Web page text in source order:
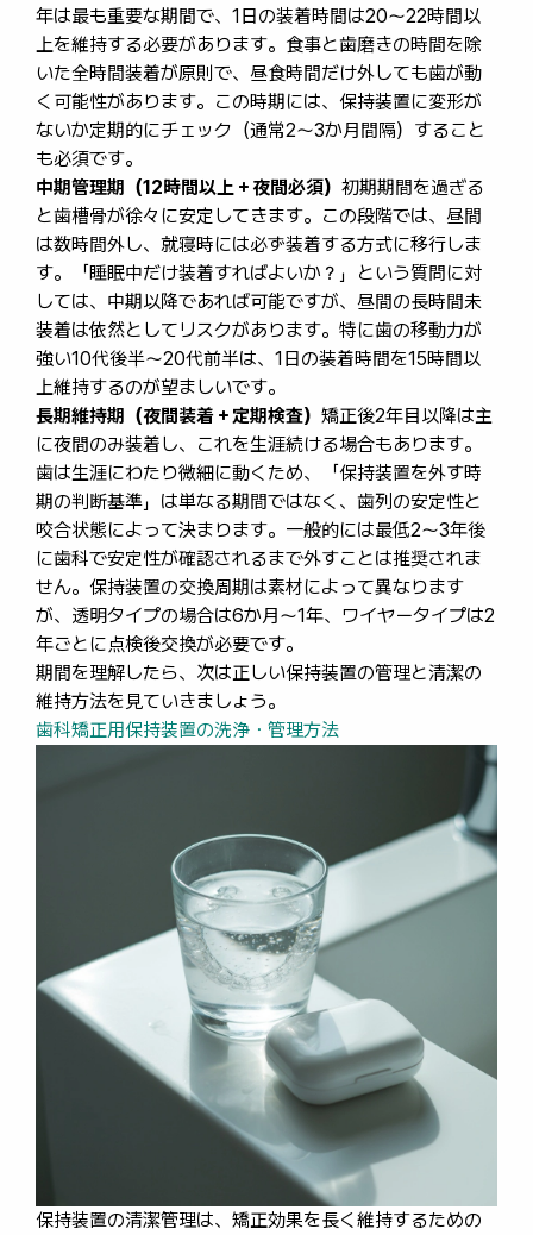
年は最も重要な期間で、1日の装着時間は20～22時間以
上を維持する必要があります。食事と歯磨きの時間を除
いた全時間装着が原則で、昼食時間だけ外しても歯が動
く可能性があります。この時期には、保持装置に変形が
ないか定期的にチェック（通常2～3か月間隔）すること
も必須です。
中期管理期（12時間以上＋夜間必須） 初期期間を過ぎる
と歯槽骨が徐々に安定してきます。この段階では、昼間
は数時間外し、就寝時には必ず装着する方式に移行しま
す。「睡眠中だけ装着すればよいか？」という質問に対
しては、中期以降であれば可能ですが、昼間の長時間未
装着は依然としてリスクがあります。特に歯の移動力が
強い10代後半～20代前半は、1日の装着時間を15時間以
上維持するのが望ましいです。
長期維持期（夜間装着＋定期検査） 矯正後2年目以降は主
に夜間のみ装着し、これを生涯続ける場合もあります。
歯は生涯にわたり微細に動くため、「保持装置を外す時
期の判断基準」は単なる期間ではなく、歯列の安定性と
咬合状態によって決まります。一般的には最低2～3年後
に歯科で安定性が確認されるまで外すことは推奨されま
せん。保持装置の交換周期は素材によって異なります
が、透明タイプの場合は6か月～1年、ワイヤータイプは2
年ごとに点検後交換が必要です。
期間を理解したら、次は正しい保持装置の管理と清潔の
維持方法を見ていきましょう。
歯科矯正用保持装置の洗浄・管理方法
保持装置の清潔管理は、矯正効果を長く維持するための